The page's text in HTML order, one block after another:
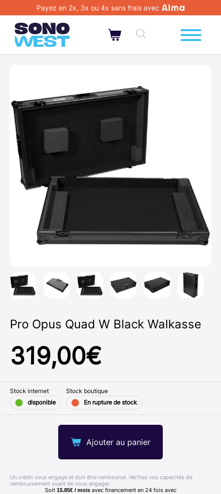
Payez en 2x, 3x ou 4x sans frais avec
Pro Opus Quad W Black Walkasse
319,00€
Ajouter au panier
Soit 15.85€ / mois avec financement en 24 fois avec
Un crédit vous engage et doit être remboursé. Vérifiez vos capacités de
remboursement avant de vous engager.
Stock internet
disponible
Stock boutique
En rupture de stock